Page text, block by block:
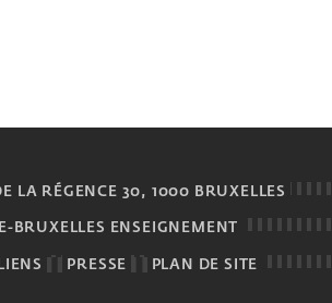
LA RÉGENCE 30, 1000 BRUXELLES
BRUXELLES ENSEIGNEMENT
LIENS PRESSE PLAN DE SITE